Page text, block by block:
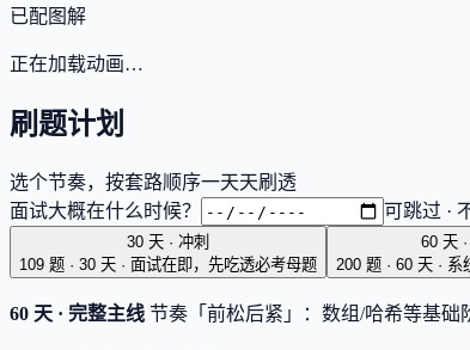
已配图解
正在加载动画…
刷题计划
选个节奏，按套路顺序一天天刷透
面试大概在什么时候？
可跳过 ·
30 天 · 冲刺
109 题 · 30 天 · 面试在即，先吃透必考母题
60 天
200 题 · 60 天 · 系
60 天 · 完整主线 节奏「前松后紧」：数组/哈希等基础